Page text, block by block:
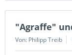
"Agraffe"
Von: Philipp Treib